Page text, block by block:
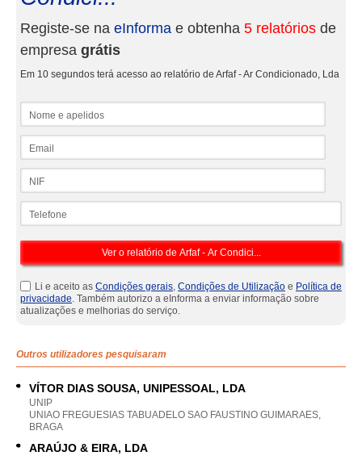
Registe-se na eInforma e obtenha 5 relatórios de
empresa grátis
Em 10 segundos terá acesso ao relatório de Arfaf - Ar Condicionado, Lda
Li e aceito as Condições gerais, Condições de Utilização e Política de
privacidade. Também autorizo a eInforma a enviar informação sobre
atualizações e melhorias do serviço.
Outros utilizadores pesquisaram
VÍTOR DIAS SOUSA, UNIPESSOAL, LDA
UNIP
UNIAO FREGUESIAS TABUADELO SAO FAUSTINO GUIMARAES,
BRAGA
ARAÚJO & EIRA, LDA